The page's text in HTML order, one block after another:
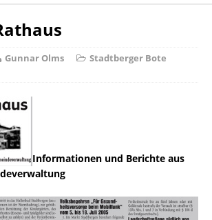
Gunnar Olms Stadtberger Bote
Informationen und Berichte aus